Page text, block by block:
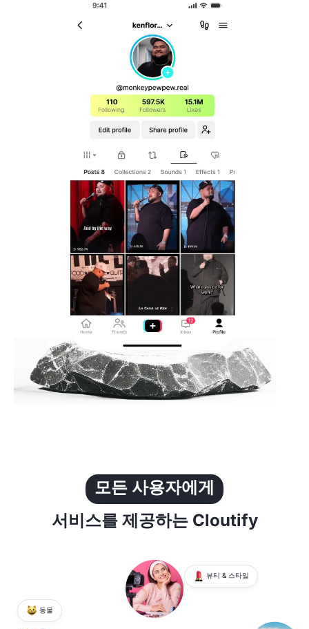
모든 사용자에게
서비스를 제공하는 Cloutify
뷰티 & 스타일
동물